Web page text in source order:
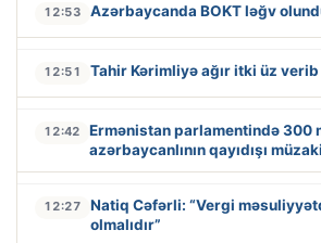
12:53 Azərbaycanda BOKT ləğv
12:51 Tahir Kərimliyə ağır itki üz verib
12:42
Ermənistan parlamentində 300
azərbaycanlının qayıdışı
12:27
Natiq Cəfərli: “Vergi
olmalıdır”